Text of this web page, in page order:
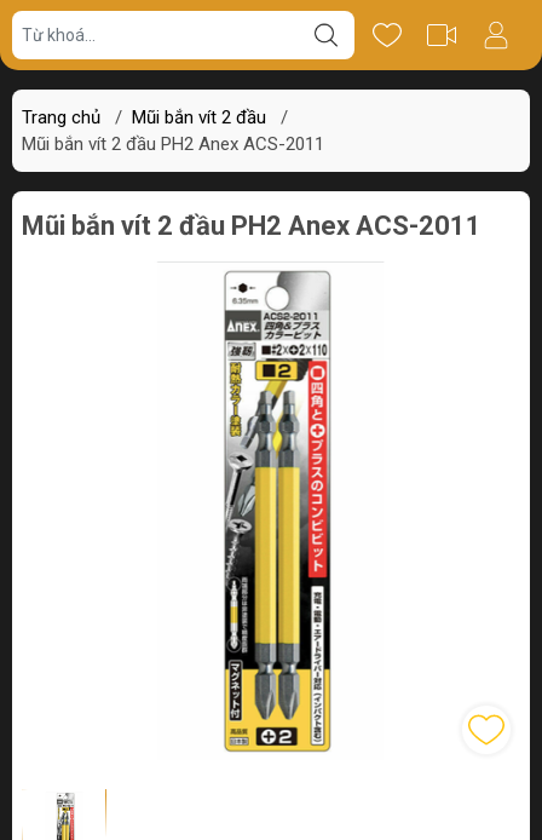
Trang chủ / Mũi bắn vít 2 đầu
/
Mũi bắn vít 2 đầu PH2 Anex ACS-2011
Giá bán Thông số Review
Mũi bắn vít 2 đầu PH2 Anex ACS-2011